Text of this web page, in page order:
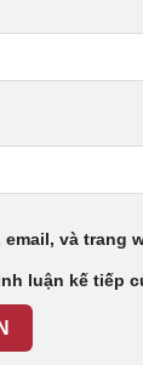
và trang
luận kế tiếp